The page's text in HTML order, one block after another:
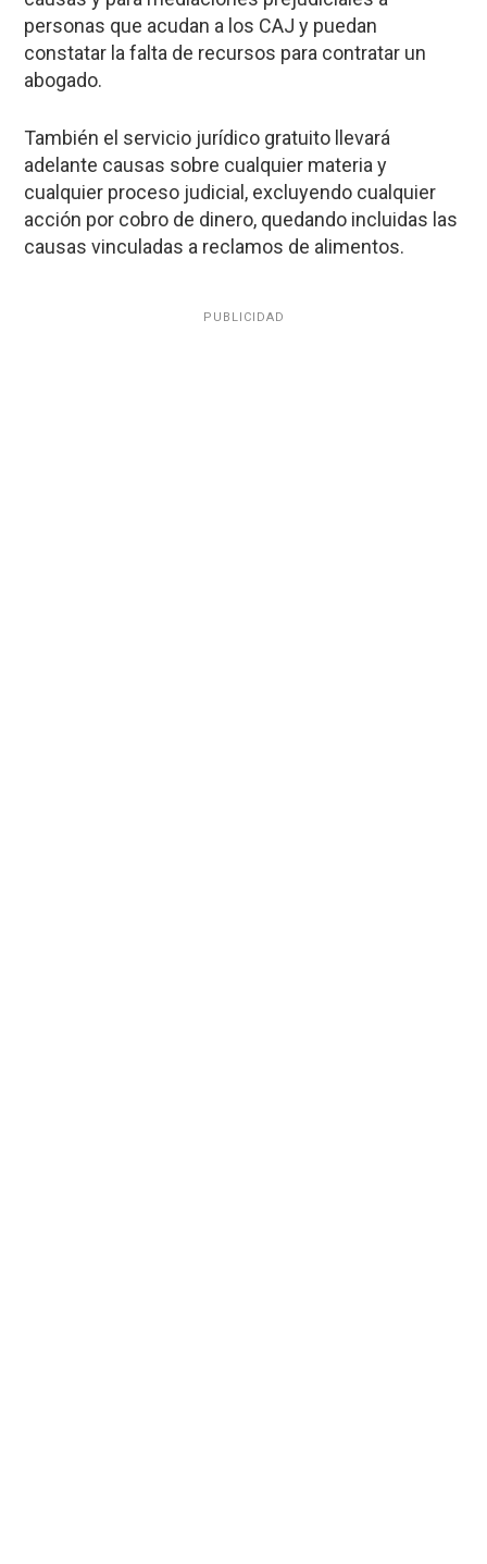
personas que acudan a los CAJ y puedan
constatar la falta de recursos para contratar un
abogado.
También el servicio jurídico gratuito llevará
adelante causas sobre cualquier materia y
cualquier proceso judicial, excluyendo cualquier
acción por cobro de dinero, quedando incluidas las
causas vinculadas a reclamos de alimentos.
PUBLICIDAD